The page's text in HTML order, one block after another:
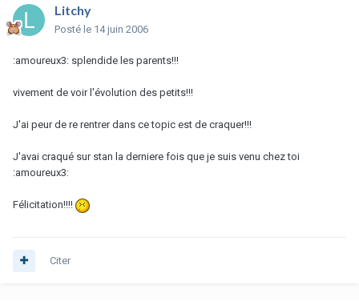
Litchy
Posté le 14 juin 2006
:amoureux3: splendide les parents!!!
vivement de voir l'évolution des petits!!!
J'ai peur de re rentrer dans ce topic est de craquer!!!
J'avai craqué sur stan la derniere fois que je suis venu chez toi
:amoureux3:
Félicitation!!!!
Citer